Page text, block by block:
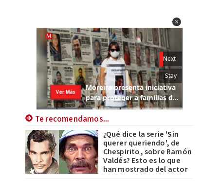
Te recomendamos...
¿Qué dice la serie 'Sin
querer queriendo', de
Chespirito, sobre Ramón
Valdés? Esto es lo que
han mostrado del actor